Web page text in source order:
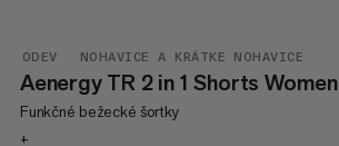
ODEV NOHAVICE A KRÁTKE NOHAVICE
Aenergy TR 2 in 1 Shorts Women
Funkčné bežecké šortky
+